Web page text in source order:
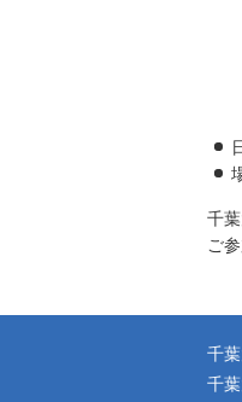
千
ご
千
千